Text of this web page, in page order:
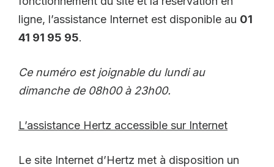
ligne, l’assistance Internet est disponible au 01
41 91 95 95.
Ce numéro est joignable du lundi au
dimanche de 08h00 à 23h00.
L’assistance Hertz accessible sur Internet
Le site Internet d’Hertz met à disposition un